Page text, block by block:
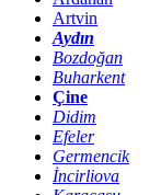
Artvin
Aydın
Bozdoğan
Buharkent
Çine
Didim
Efeler
Germencik
İncirliova